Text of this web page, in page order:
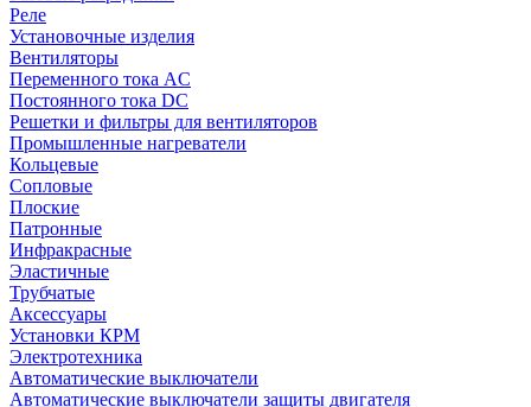
Реле
Установочные изделия
Вентиляторы
Переменного тока AC
Постоянного тока DC
Решетки и фильтры для вентиляторов
Промышленные нагреватели
Кольцевые
Сопловые
Плоские
Патронные
Инфракрасные
Эластичные
Трубчатые
Аксессуары
Установки КРМ
Электротехника
Автоматические выключатели
Автоматические выключатели защиты двигателя